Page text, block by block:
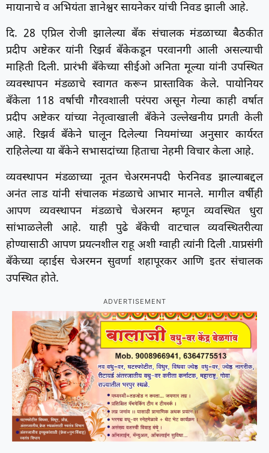
मायानाचे व अभियंता ज्ञानेश्वर सायनेकर यांची निवड झाली आहे.
दि. 28 एप्रिल रोजी झालेल्या बँक संचालक मंडळाच्या बैठकीत
प्रदीप अष्टेकर यांनी रिझर्व बँकेकडून परवानगी आली असल्याची
माहिती दिली. प्रारंभी बँकेच्या सीईओ अनिता मूल्या यांनी उपस्थित
व्यवस्थापन मंडळाचे स्वागत करून प्रास्ताविक केले. पायोनियर
बँकेला 118 वर्षाची गौरवशाली परंपरा असून गेल्या काही वर्षात
प्रदीप अष्टेकर यांच्या नेतृत्वाखाली बँकेने उल्लेखनीय प्रगती केली
आहे. रिझर्व बँकेने घालून दिलेल्या नियमांच्या अनुसार कार्यरत
राहिलेल्या या बँकेने सभासदांच्या हिताचा नेहमी विचार केला आहे.
व्यवस्थापन मंडळाच्या नूतन चेअरमनपदी फेरनिवड झाल्याबद्दल
अनंत लाड यांनी संचालक मंडळाचे आभार मानले. मागील वर्षीही
आपण व्यवस्थापन मंडळाचे चेअरमन म्हणून व्यवस्थित धुरा
सांभाळलेली आहे. याही पुढे बँकेची वाटचाल व्यवस्थितरीत्या
होण्यासाठी आपण प्रयत्नशील राहू अशी ग्वाही त्यांनी दिली .याप्रसंगी
बँकेच्या व्हाईस चेअरमन सुवर्णा शहापूरकर आणि इतर संचालक
उपस्थित होते.
ADVERTISEMENT